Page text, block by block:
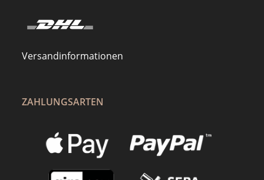
Versandinformationen
ZAHLUNGSARTEN